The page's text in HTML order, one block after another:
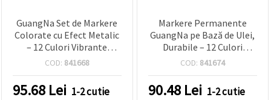
GuangNa Set de Markere
Colorate cu Efect Metalic
– 12 Culori Vibrante
Asortate
COD: 841668
95.68 Lei 1-2 cutie
Markere Permanente
GuangNa pe Bază de Ulei,
Durabile – 12 Culori
Intense – Perfecte pentru
Craft pe Orice Suprafață
COD: 841674
90.48 Lei 1-2 cutie